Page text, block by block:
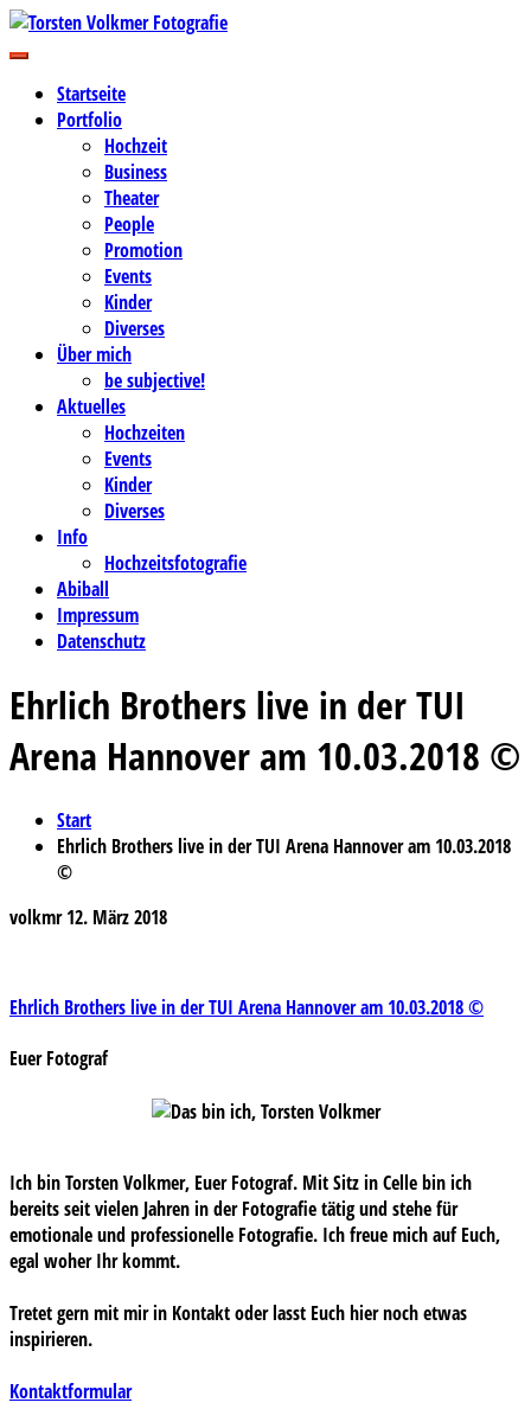
Zum
Inhalt
Torsten Volkmer Fotografie
Business-, Portrait- und Hochzeitsfotografie
Startseite
Portfolio
Hochzeit
Business
Theater
People
Promotion
Events
Kinder
Diverses
Über mich
be subjective!
Aktuelles
Hochzeiten
Events
Kinder
Diverses
Info
Hochzeitsfotografie
Abiball
Impressum
Datenschutz
Ehrlich Brothers live in der TUI
Arena Hannover am 10.03.2018 ©
Start
Ehrlich Brothers live in der TUI Arena Hannover am 10.03.2018
©
volkmr 12. März 2018
Beitragsnavigation
Ehrlich Brothers live in der TUI Arena Hannover am 10.03.2018 ©
Euer Fotograf
Ich bin Torsten Volkmer, Euer Fotograf. Mit Sitz in Celle bin ich
bereits seit vielen Jahren in der Fotografie tätig und stehe für
emotionale und professionelle Fotografie. Ich freue mich auf Euch,
egal woher Ihr kommt.
Tretet gern mit mir in Kontakt oder lasst Euch hier noch etwas
inspirieren.
Kontaktformular